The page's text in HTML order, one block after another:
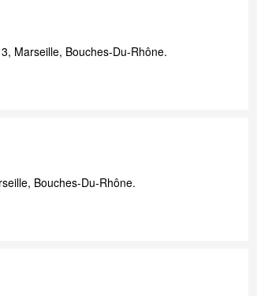
Marseille, Bouches-Du-Rhône.
Bouches-Du-Rhône.